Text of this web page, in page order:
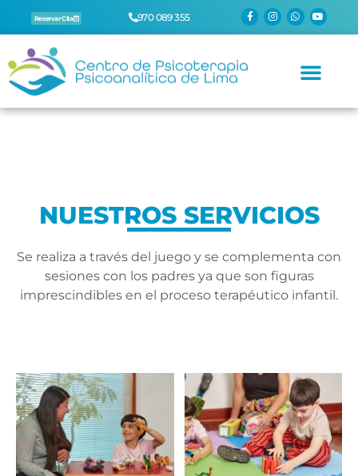
Reservar Cita 970 089 355
NUESTROS SERVICIOS
Se realiza a través del juego y se complementa con
sesiones con los padres ya que son figuras
imprescindibles en el proceso terapéutico infantil.